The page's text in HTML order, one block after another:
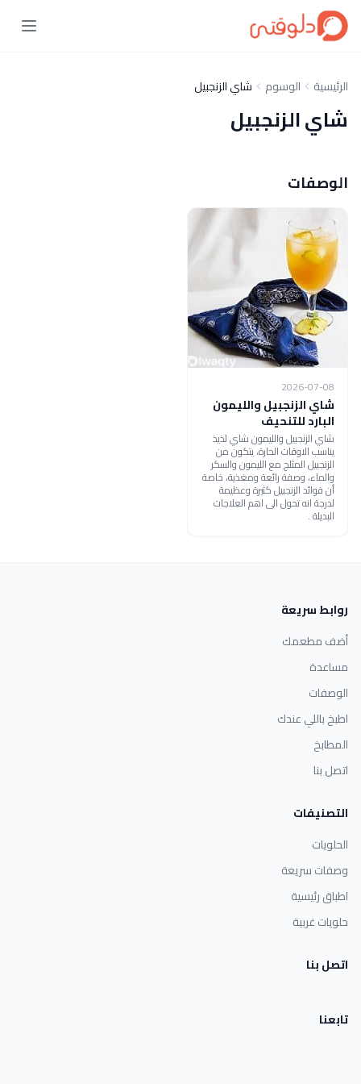
الرئيسية الوسوم شاي الزنجبيل
شاي الزنجبيل
الوصفات
2026-07-08
شاي الزنجبيل والليمون
البارد للتنحيف
شاي الزنجبيل والليمون شاي لذيذ
يناسب الاوقات الحارة، يتكون من
الزنجبيل المثلج مع الليمون والسكر
والماء، وصفة رائعة ومغذية، خاصة
أن فوائد الزنجبيل كثيرة وعظيمة
لدرجة انه تحول الى اهم العلاجات
البديلة .
روابط سريعة
أضف مطعمك
مساعدة
الوصفات
اطبخ باللي عندك
المطابخ
اتصل بنا
التصنيفات
الحلويات
وصفات سريعة
اطباق رئيسية
حلويات غربية
اتصل بنا
تابعنا